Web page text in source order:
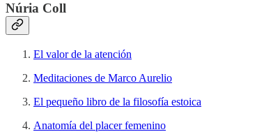
Núria Coll
El valor de la atención
Meditaciones de Marco Aurelio
El pequeño libro de la filosofía estoica
Anatomía del placer femenino